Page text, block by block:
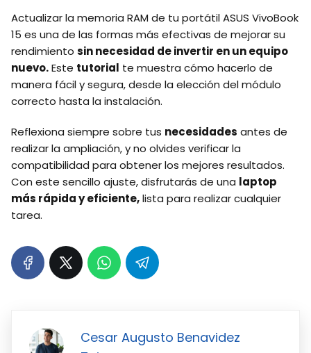
Actualizar la memoria RAM de tu portátil ASUS VivoBook
15 es una de las formas más efectivas de mejorar su
rendimiento sin necesidad de invertir en un equipo
nuevo.Este tutorial te muestra cómo hacerlo de
manera fácil y segura, desde la elección del módulo
correcto hasta la instalación.
Reflexiona siempre sobre tus necesidades antes de
realizar la ampliación, y no olvides verificar la
compatibilidad para obtener los mejores resultados.
Con este sencillo ajuste, disfrutarás de una laptop
más rápida y eficiente,lista para realizar cualquier
tarea.
Cesar Augusto Benavidez